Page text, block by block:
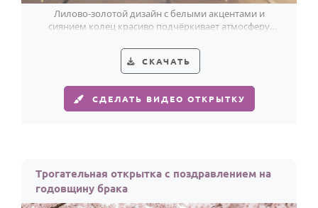
Лилово-золотой дизайн с белыми акцентами и
сиянием колец красиво подчёркивает атмосферу
СКАЧАТЬ
СДЕЛАТЬ ВИДЕО ОТКРЫТКУ
Трогательная открытка с поздравлением на
годовщину брака